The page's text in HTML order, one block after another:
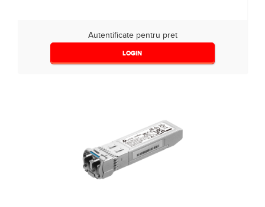
Autentificate pentru pret
LOGIN